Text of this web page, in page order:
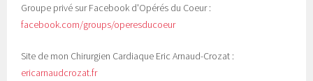
Groupe privé sur Facebook d'Opérés du Coeur :
facebook.com/groups/operesducoeur
Site de mon Chirurgien Cardiaque Eric Arnaud-Crozat :
ericarnaudcrozat.fr